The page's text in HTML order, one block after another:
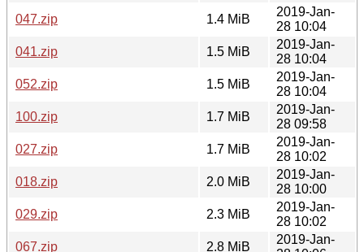
047.zip
1.4 MiB
2019-Jan-
28 10:04
041.zip
1.5 MiB
2019-Jan-
28 10:04
052.zip
1.5 MiB
2019-Jan-
28 10:04
100.zip
1.7 MiB
2019-Jan-
28 09:58
027.zip
1.7 MiB
2019-Jan-
28 10:02
018.zip
2.0 MiB
2019-Jan-
28 10:00
029.zip
2.3 MiB
2019-Jan-
28 10:02
067.zip
2.8 MiB
2019-Jan-